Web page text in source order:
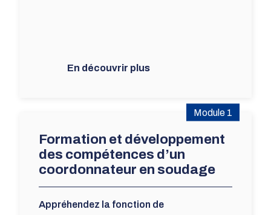
En découvrir plus
Formation et développement
des compétences d’un
coordonnateur en soudage
Appréhendez la fonction de
Module 1